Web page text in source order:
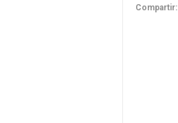
Compartir: